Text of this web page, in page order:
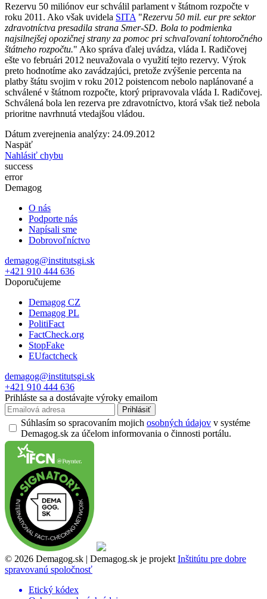
Rezervu 50 miliónov eur schválil parlament v štátnom rozpočte v
roku 2011. Ako však uvidela SITA "Rezervu 50 mil. eur pre sektor
zdravotníctva presadila strana Smer-SD. Bola to podmienka
najsilnejšej opozičnej strany za pomoc pri schvaľovaní tohtoročného
štátneho rozpočtu." Ako správa ďalej uvádza, vláda I. Radičovej
ešte vo februári 2012 neuvažovala o využití tejto rezervy. Výrok
preto hodnotíme ako zavádzajúci, pretože zvýšenie percenta na
platby štátu svojim v roku 2012 poistencom nebolo naplánované a
schválené v štátnom rozpočte, ktorý pripravovala vláda I. Radičovej.
Schválená bola len rezerva pre zdravotníctvo, ktorá však tiež nebola
prioritne navrhnutá vtedajšou vládou.
Dátum zverejnenia analýzy: 24.09.2012
Naspäť
Nahlásiť chybu
success
error
Demagog
O nás
Podporte nás
Napísali sme
Dobrovoľníctvo
demagog@institutsgi.sk
+421 910 444 636
Doporučujeme
Demagog CZ
Demagog PL
PolitiFact
FactCheck.org
StopFake
EUfactcheck
demagog@institutsgi.sk
+421 910 444 636
Prihláste sa a dostávajte výroky emailom
Prihlásiť
Súhlasím so spracovaním mojich osobných údajov v systéme
Demagog.sk za účelom informovania o činnosti portálu.
© 2026 Demagog.sk | Demagog.sk je projekt Inštitútu pre dobre
spravovanú spoločnosť
Etický kódex